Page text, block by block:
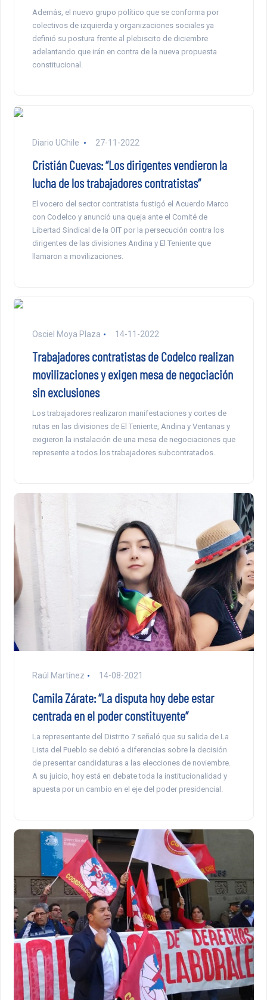
Además, el nuevo grupo político que se conforma por
colectivos de izquierda y organizaciones sociales ya
definió su postura frente al plebiscito de diciembre
adelantando que irán en contra de la nueva propuesta
constitucional.
Diario UChile 27-11-2022
Cristián Cuevas: “Los dirigentes vendieron la
lucha de los trabajadores contratistas”
El vocero del sector contratista fustigó el Acuerdo Marco
con Codelco y anunció una queja ante el Comité de
Libertad Sindical de la OIT por la persecución contra los
dirigentes de las divisiones Andina y El Teniente que
llamaron a movilizaciones.
Osciel Moya Plaza 14-11-2022
Trabajadores contratistas de Codelco realizan
movilizaciones y exigen mesa de negociación
sin exclusiones
Los trabajadores realizaron manifestaciones y cortes de
rutas en las divisiones de El Teniente, Andina y Ventanas y
exigieron la instalación de una mesa de negociaciones que
represente a todos los trabajadores subcontratados.
Raúl Martínez 14-08-2021
Camila Zárate: “La disputa hoy debe estar
centrada en el poder constituyente”
La representante del Distrito 7 señaló que su salida de La
Lista del Pueblo se debió a diferencias sobre la decisión
de presentar candidaturas a las elecciones de noviembre.
A su juicio, hoy está en debate toda la institucionalidad y
apuesta por un cambio en el eje del poder presidencial.